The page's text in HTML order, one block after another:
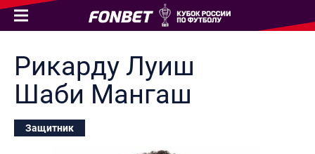
Рикарду Луиш
Шаби Мангаш
Защитник